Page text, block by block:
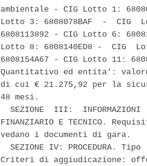
ambientale - CIG Lotto 1:
Lotto 3: 6808078BAF  -  CIG
6808113892 - CIG Lotto 6:
Lotto 8: 6808140ED8 -  CIG
6808154A67 - CIG Lotto 11:
Quantitativo ed entita':
di cui € 21.275,92 per la
48 mesi.
SEZIONE  III:  INFORMAZIONI
FINANZIARIO E TECNICO.
vedano i documenti di gara.
SEZIONE IV: PROCEDURA. Tipo
Criteri di aggiudicazione: